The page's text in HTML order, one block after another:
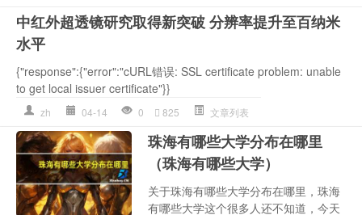
中红外超透镜研究取得新突破 分辨率提升至百纳米
水平
{"response":{"error":"cURL错误: SSL certificate problem: unable
to get local issuer certificate"}}
zh 04-14 0 825 文章列表
珠海有哪些大学分布在哪里
（珠海有哪些大学）
关于珠海有哪些大学分布在哪里，珠海
有哪些大学这个很多人还不知道，今天